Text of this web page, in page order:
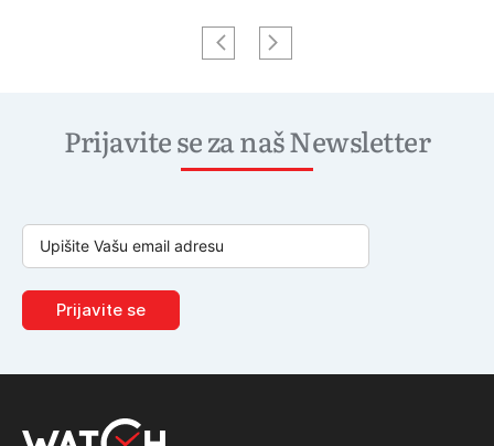
Prijavite se za naš Newsletter
Prijavite se